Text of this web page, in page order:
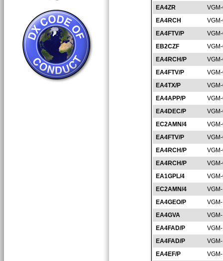
EA4ZR
EA4RCH
EA4FTV/P
EB2CZF
EA4RCH/P
EA4FTV/P
EA4TX/P
EA4APP/P
EA4DEC/P
EC2AMN/4
EA4FTV/P
EA4RCH/P
EA4RCH/P
EA1GPL/4
EC2AMN/4
EA4GEO/P
EA4GVA
EA4FAD/P
EA4FAD/P
EA4EF/P